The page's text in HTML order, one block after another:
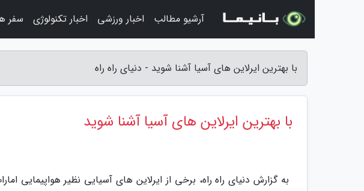
با بهترین ایرلاین های آسیا آشنا شوید - دنیای راه راه
با بهترین ایرلاین های آسیا آشنا شوید
به گزارش دنیای راه راه، برخی از ایرلاین های آسیایی نظیر هواپیمایی
آرشیو مطالب اخبار ورزشی اخبار تکنولوژی سفر